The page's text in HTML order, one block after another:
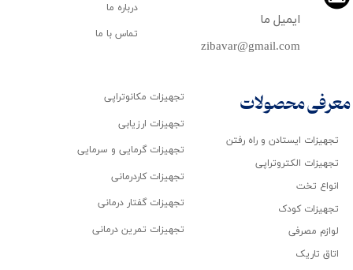
zibavar@gmail.com
ایمیل ما
تجهیزات ایستادن و راه رفتن
تجهیزات الکتروتراپی
انواع تخت
تجهیزات کودک
لوازم مصرفی
اتاق تاریک
درباره ما
تماس با ما
تجهیزات مکانوتراپی
تجهیزات ارزیابی
تجهیزات گرمایی و سرمایی
تجهیزات کاردرمانی
تجهیزات گفتار درمانی
تجهیزات تمرین درمانی
معرفی محصولات